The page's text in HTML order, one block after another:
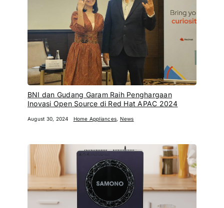
BNI dan Gudang Garam Raih Penghargaan
Inovasi Open Source di Red Hat APAC 2024
August 30, 2024 Home Appliances, News